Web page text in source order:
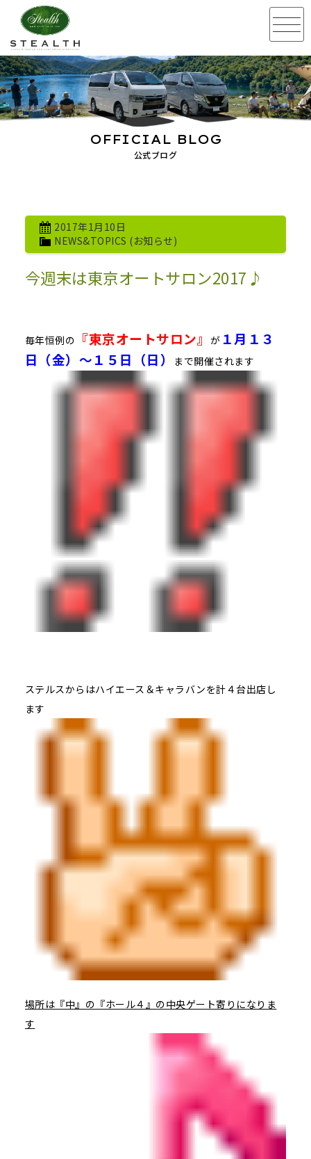
公式ブログ
OFFICIAL BLOG
2017年1月10日
NEWS&TOPICS (お知らせ)
今週末は東京オートサロン2017♪
毎年恒例の 『東京オートサロン』が １月１３
日（金）～１５日（日）
まで開催されます
ステルスからはハイエース＆キャラバンを計４台出店し
ます
場所は『中』の『ホール４』の中央ゲート寄りになりま
す